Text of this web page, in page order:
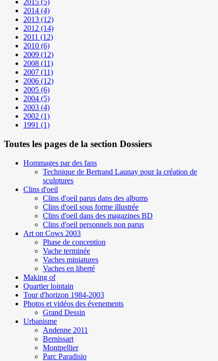
2015 (5)
2014 (4)
2013 (12)
2012 (14)
2011 (12)
2010 (6)
2009 (12)
2008 (11)
2007 (11)
2006 (12)
2005 (6)
2004 (5)
2003 (4)
2002 (1)
1991 (1)
Toutes les pages de la section Dossiers
Hommages par des fans
Technique de Bertrand Launay pour la création de
sculptures
Clins d'oeil
Clins d'oeil parus dans des albums
Clins d'oeil sous forme illustrée
Clins d'oeil dans des magazines BD
Clins d'oeil personnels non parus
Art on Cows 2003
Phase de conception
Vache terminée
Vaches miniatures
Vaches en liberté
Making of
Quartier lointain
Tour d'horizon 1984-2003
Photos et vidéos des évenements
Grand Dessin
Urbanisme
Andenne 2011
Bernissart
Montpellier
Parc Paradisio